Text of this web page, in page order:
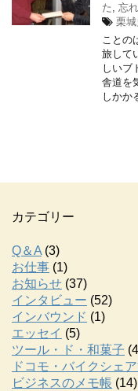
た 忘
栗
ことの
旅して
しいブ
舎道を
しかか
カテゴリー
Q＆A (3)
お仕事 (1)
お知らせ (37)
インタビュー (52)
インバウンド (1)
エッセイ (5)
ツール・ド・和菓子
ドコモ・バイクシェ
ビジネスのメモ帳 (14)